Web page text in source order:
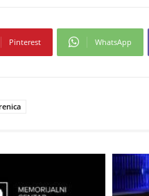
Pinterest WhatsApp